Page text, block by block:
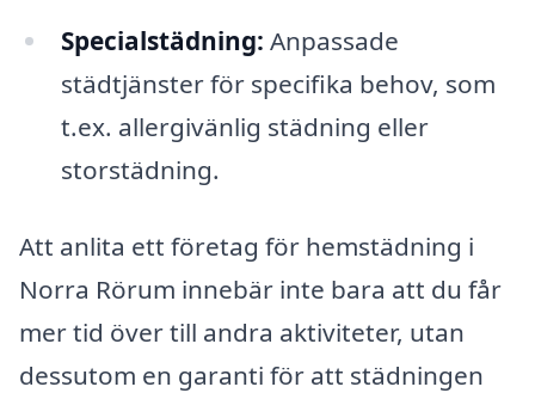
Specialstädning: Anpassade
städtjänster för specifika behov, som
t.ex. allergivänlig städning eller
storstädning.
Att anlita ett företag för hemstädning i
Norra Rörum innebär inte bara att du får
mer tid över till andra aktiviteter, utan
dessutom en garanti för att städningen